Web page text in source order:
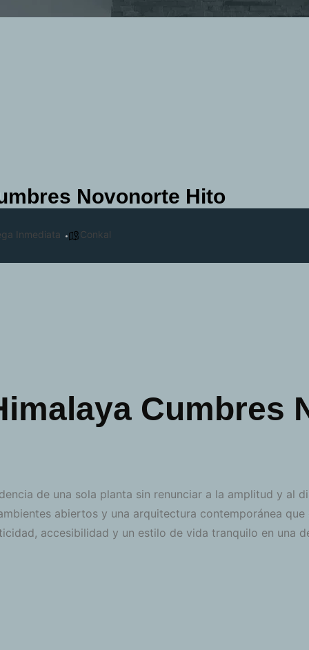
Novonorte Hito
Inmediata Conkal
Cumbres
de una sola planta sin renunciar a la amplitud y al
abiertos y una arquitectura contemporánea
accesibilidad y un estilo de vida tranquilo en una